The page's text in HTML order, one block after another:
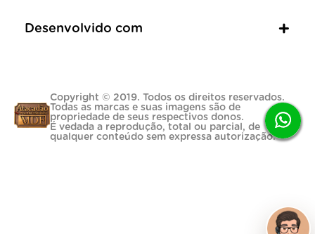
Desenvolvido com
Copyright © 2019. Todos os direitos reservados.
Todas as marcas e suas imagens são de
propriedade de seus respectivos donos.
É vedada a reprodução, total ou parcial, de
qualquer conteúdo sem expressa autorização.